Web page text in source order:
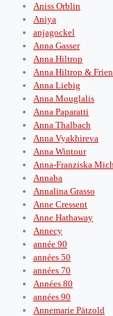
Aniss Orblin
Aniya
anjagockel
Anna Gasser
Anna Hiltrop
Anna Hiltrop &
Anna Liebig
Anna Mouglalis
Anna Paparatti
Anna Thalbach
Anna Vyakhireva
Anna Wintour
Anna-Franziska
Annaba
Annalina Grasso
Anne Cressent
Anne Hathaway
Annecy
année 90
années 50
années 70
Années 80
années 90
Annemarie Pätzold